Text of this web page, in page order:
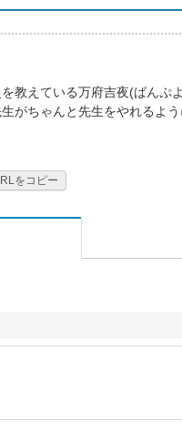
教えている万府吉夜(ばんぷ
がちゃんと先生をやれるよ
をコピー